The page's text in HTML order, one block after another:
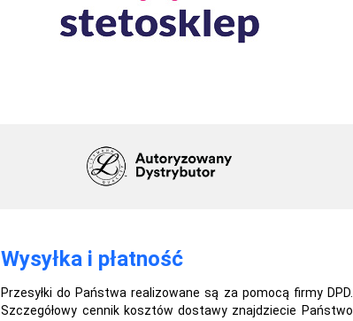
Wysyłka i płatność
Przesyłki do Państwa realizowane są za pomocą firmy DPD.
Szczegółowy cennik kosztów dostawy znajdziecie Państwo